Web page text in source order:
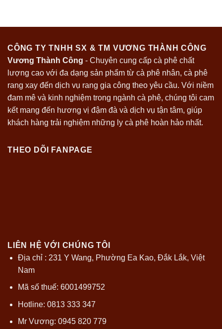
CÔNG TY TNHH SX & TM VƯƠNG THÀNH CÔNG
Vương Thành Công - Chuyên cung cấp cà phê chất
lượng cao với đa dạng sản phẩm từ cà phê nhân, cà phê
rang xay đến dịch vụ rang gia công theo yêu cầu. Với niềm
đam mê và kinh nghiệm trong ngành cà phê, chúng tôi cam
kết mang đến hương vị đậm đà và dịch vụ tận tâm, giúp
khách hàng trải nghiệm những ly cà phê hoàn hảo nhất.
THEO DÕI FANPAGE
LIÊN HỆ VỚI CHÚNG TÔI
Địa chỉ : 231 Y Wang, Phường Ea Kao, Đắk Lắk, Việt
Nam
Mã số thuế: 6001499752
Hotline: 0813 333 347
Mr Vương: 0945 820 779